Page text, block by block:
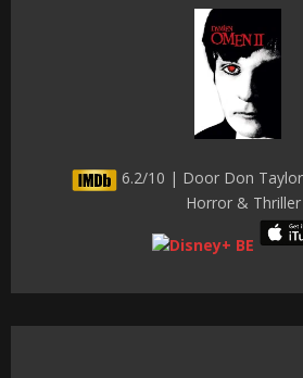
6.2/10 | Door Don
Horror & Thriller